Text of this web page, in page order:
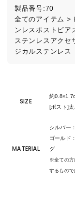
製品番号:70
全てのアイテム >
ンレスポストピア
ステンレスアクセ
ジカルステンレス
SIZE
約
[ポスト]
MATERIAL
シルバー
ゴールド
グ
※全ての方
するもので